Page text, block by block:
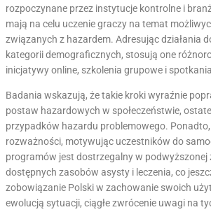
rozpoczynane przez instytucje kontrolne i
mają na celu uczenie graczy na temat
związanych z hazardem. Adresując działania
kategorii demograficznych, stosują one
inicjatywy online, szkolenia grupowe i
Badania wskazują, że takie kroki wyraźnie
postaw hazardowych w społeczeństwie,
przypadków hazardu problemowego.
rozważności, motywując uczestników do
programów jest dostrzegalny w podwyższonej
dostępnych zasobów asysty i leczenia, co
zobowiązanie Polski w zachowanie swoich
ewolucją sytuacji, ciągłe zwrócenie uwagi na